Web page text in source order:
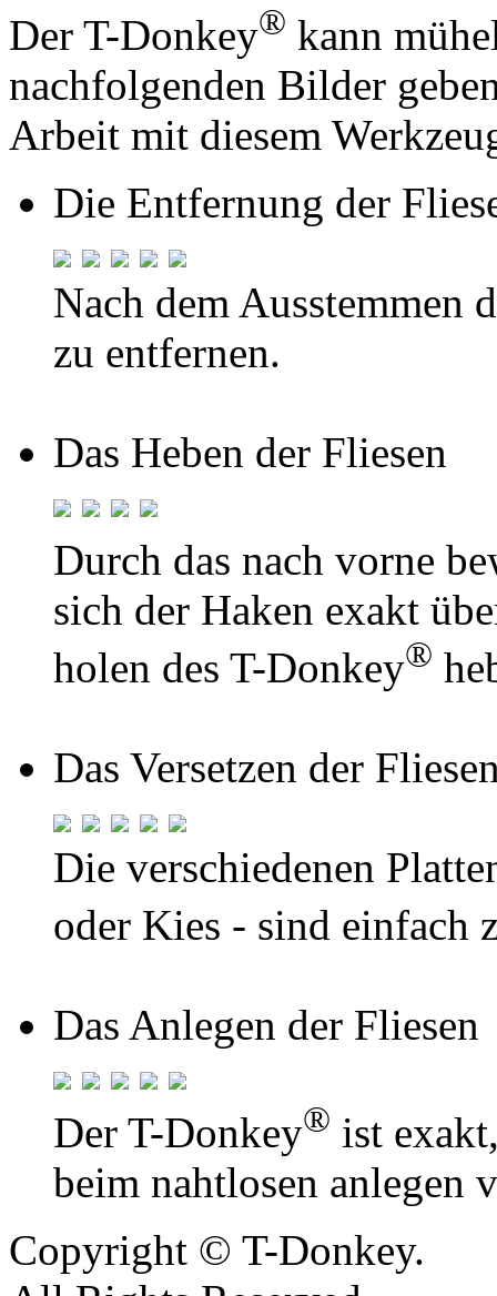
Der T-Donkey® kann
nachfolgenden Bilder
Arbeit mit diesem
Die Entfernung der
Nach dem Ausstemmen
zu entfernen.
Das Heben der Fliesen
Durch das nach vorne
sich der Haken exakt
holen des T-Donkey®
Das Versetzen der
Die verschiedenen
oder Kies - sind einfach
Das Anlegen der Fliesen
Der T-Donkey® ist
beim nahtlosen anlegen
Copyright © T-Donkey.